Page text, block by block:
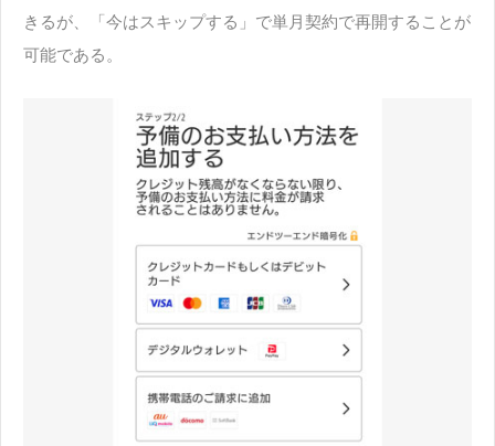
きるが、「今はスキップする」で単月契約で再開することが
可能である。